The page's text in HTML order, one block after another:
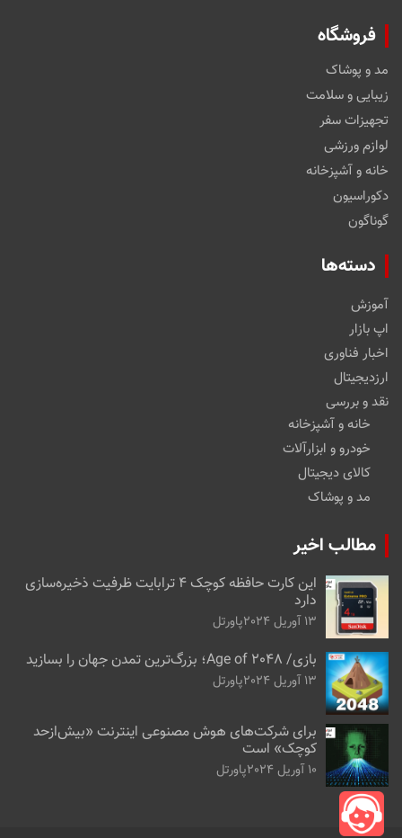
فروشگاه
مد و پوشاک
زیبایی و سلامت
تجهیزات سفر
لوازم ورزشی
خانه و آشپزخانه
دکوراسیون
گوناگون
دسته‌ها
آموزش
اپ بازار
اخبار فناوری
ارزدیجیتال
نقد و بررسی
خانه و آشپزخانه
خودرو و ابزارآلات
کالای دیجیتال
مد و پوشاک
مطالب اخیر
این کارت حافظه کوچک ۴ ترابایت ظرفیت ذخیره‌سازی
دارد
13 آوریل 2024 پاورتل
بازی/ Age of 2048؛ بزرگ‌ترین تمدن جهان را بسازید
13 آوریل 2024 پاورتل
برای شرکت‌های هوش مصنوعی اینترنت «بیش‌از‌حد
کوچک» است
10 آوریل 2024 پاورتل